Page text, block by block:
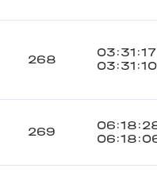
268
03:31:17
03:31:10
269